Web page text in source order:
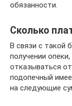
обязанности.
Сколько
В связи с такой
получении
отказываться от
подопечный
на следующие